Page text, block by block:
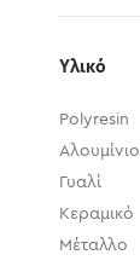
Υλικό
Polyresin
Αλουμίνιο
Γυαλί
Κεραμικό
Μέταλλο